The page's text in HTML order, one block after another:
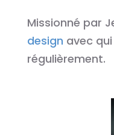
Missionné par
design avec
régulièrement.